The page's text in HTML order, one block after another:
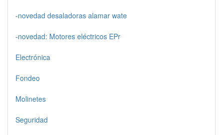
-novedad desaladoras alamar wate
-novedad: Motores eléctricos EPr
Electrónica
Fondeo
Molinetes
Seguridad